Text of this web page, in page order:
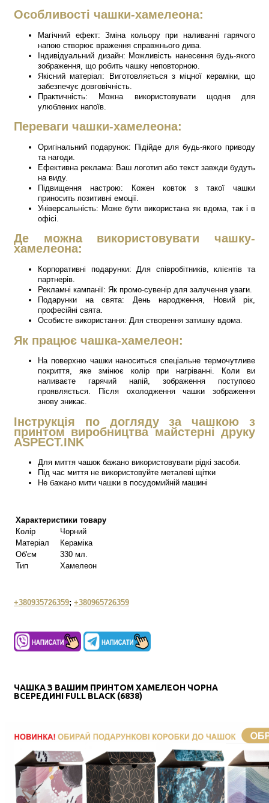
Особливості чашки-хамелеона:
Магічний ефект: Зміна кольору при наливанні гарячого
напою створює враження справжнього дива.
Індивідуальний дизайн: Можливість нанесення будь-якого
зображення, що робить чашку неповторною.
Якісний матеріал: Виготовляється з міцної кераміки, що
забезпечує довговічність.
Практичність: Можна використовувати щодня для
улюблених напоїв.
Переваги чашки-хамелеона:
Оригінальний подарунок: Підійде для будь-якого приводу
та нагоди.
Ефективна реклама: Ваш логотип або текст завжди будуть
на виду.
Підвищення настрою: Кожен ковток з такої чашки
приносить позитивні емоції.
Універсальність: Може бути використана як вдома, так і в
офісі.
Де можна використовувати чашку-
хамелеона:
Корпоративні подарунки: Для співробітників, клієнтів та
партнерів.
Рекламні кампанії: Як промо-сувенір для залучення уваги.
Подарунки на свята: День народження, Новий рік,
професійні свята.
Особисте використання: Для створення затишку вдома.
Як працює чашка-хамелеон:
На поверхню чашки наноситься спеціальне термочутливе
покриття, яке змінює колір при нагріванні. Коли ви
наливаєте гарячий напій, зображення поступово
проявляється. Після охолодження чашки зображення
знову зникає.
Інструкція по догляду за чашкою з
принтом виробництва майстерні друку
ASPECT.INK
Для миття чашок бажано використовувати рідкі засоби.
Під час миття не використовуйте металеві щітки
Не бажано мити чашки в посудомийній машині
Характеристики товару
Колір
Чорний
Матеріал
Кераміка
Об'єм
330 мл.
Тип
Хамелеон
+380935726359; +380965726359
ЧАШКА З ВАШИМ ПРИНТОМ ХАМЕЛЕОН ЧОРНА
ВСЕРЕДИНІ FULL BLACK (6838)